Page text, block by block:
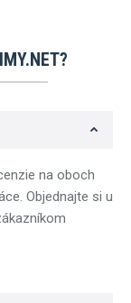
na oboch
Objednajte si u